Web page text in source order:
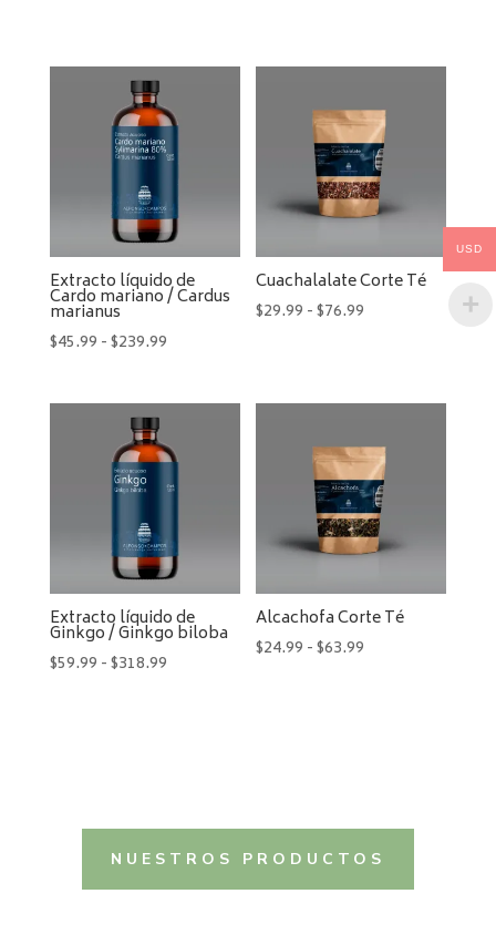
Extracto líquido de
Cardo mariano / Cardus
marianus
$45.99 -$239.99Rango
precios:
$45.99
hasta
Cuachalalate Corte Té
$29.99 -$76.99
desde
hasta
$76.99
Extracto líquido de
Ginkgo / Ginkgo biloba
$59.99 -$318.99Rango
$318.99
Alcachofa Corte Té
$24.99 -$63.99
NUESTROS PRODUCTOS
USD